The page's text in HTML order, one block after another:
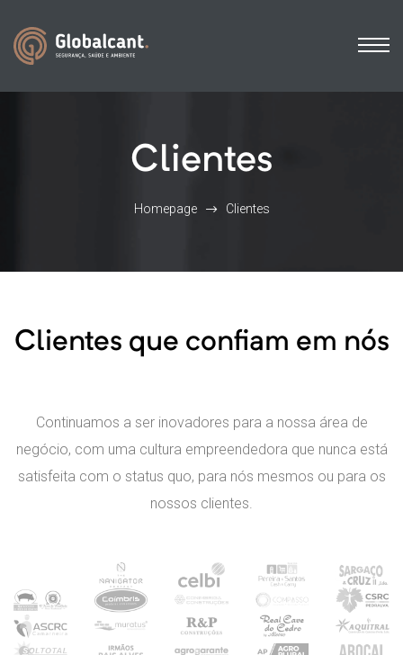
Clientes
Homepage Clientes
Clientes que confiam em nós
Continuamos a ser inovadores para a nossa área de
negócio, com uma cultura empreendedora que nunca está
satisfeita com o status quo, para nós mesmos ou para os
nossos clientes.